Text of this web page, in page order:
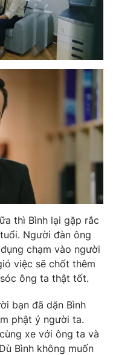
không có sự chấp
khi phát hành lại
thì Bình lại gặp rắc
Người đàn ông
chạm vào người
việc sẽ chốt thêm
ông ta thật tốt.
bạn đã dặn Bình
phật ý người ta.
xe với ông ta và
Bình không muốn